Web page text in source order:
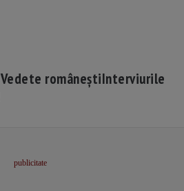
Vedete româneștiInterviurile